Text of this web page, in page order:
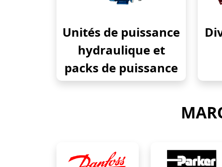
Unités de puissance
hydraulique et
packs de puissance